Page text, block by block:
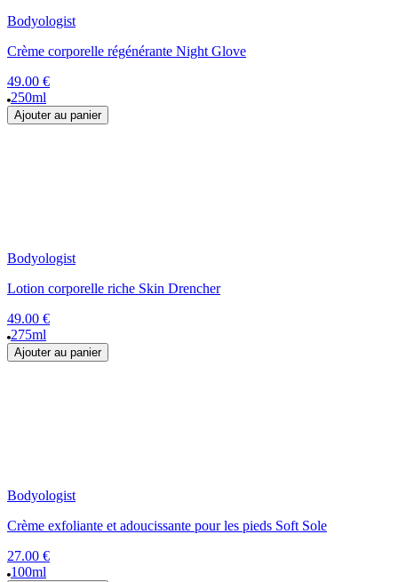
Bodyologist
Crème corporelle régénérante Night Glove
49.00 €
250ml
Ajouter au panier
Bodyologist
Lotion corporelle riche Skin Drencher
49.00 €
275ml
Ajouter au panier
Bodyologist
Crème exfoliante et adoucissante pour les pieds Soft Sole
27.00 €
100ml